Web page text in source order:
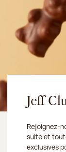
Jeff
Rejoignez-
suite et
exclusives